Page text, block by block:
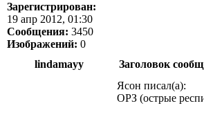
Зарегистрирован:
19 апр 2012, 01:30
Сообщения: 3450
Изображений: 0
lindamayy Заголовок
Ясон писал(а):
ОРЗ (острые